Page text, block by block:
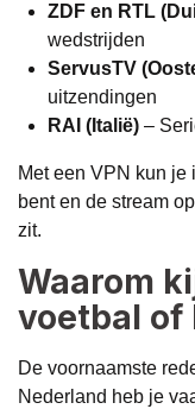
ZDF en RTL
wedstrijden
ServusTV
uitzendingen
RAI (Italië) –
Met een VPN kun
bent en de stream
zit.
Waarom
voetbal of
De voornaamste
Nederland heb je